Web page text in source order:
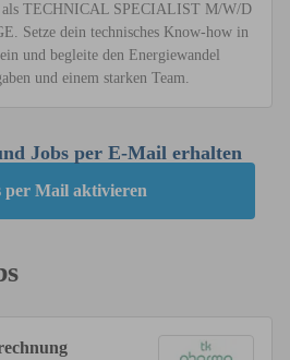
als TECHNICAL SPECIALIST M/W/D
Setze dein technisches Know-how in
und begleite den Energiewandel
und einem starken Team.
Jobs per E-Mail erhalten
per Mail aktivieren